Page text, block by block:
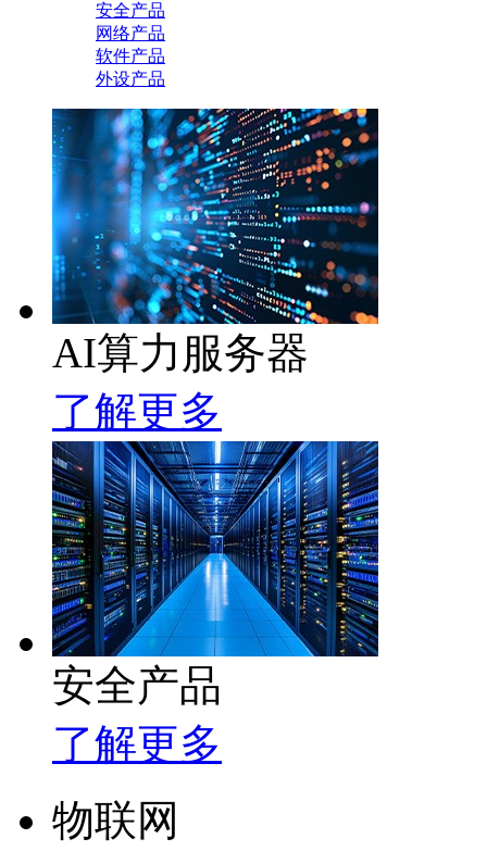
安全产品
网络产品
软件产品
外设产品
AI算力服务器
了解更多
安全产品
了解更多
物联网